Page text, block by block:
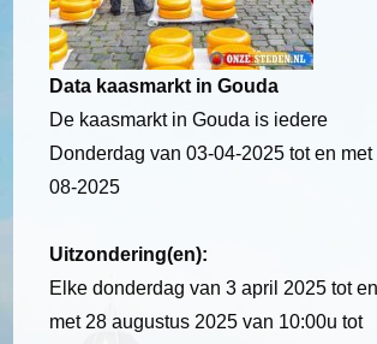
Data kaasmarkt in Gouda
De kaasmarkt in Gouda is iedere
Donderdag van 03-04-2025 tot en met
08-2025
Uitzondering(en):
Elke donderdag van 3 april 2025 tot en
met 28 augustus 2025 van 10:00u tot